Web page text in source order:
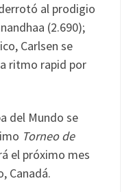
al prodigio
(2.690);
Carlsen se
ritmo rapid por
del Mundo se
Torneo de
el próximo mes
Canadá.